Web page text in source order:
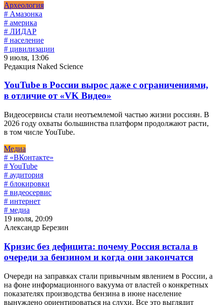
Археология
# Амазонка
# америка
# ЛИДАР
# население
# цивилизации
9 июля, 13:06
Редакция Naked Science
YouTube в России вырос даже с ограничениями,
в отличие от «VK Видео»
Видеосервисы стали неотъемлемой частью жизни россиян. В
2026 году охваты большинства платформ продолжают расти,
в том числе YouTube.
Медиа
# «ВКонтакте»
# YouTube
# аудитория
# блокировки
# видеосервис
# интернет
# медиа
19 июля, 20:09
Александр Березин
Кризис без дефицита: почему Россия встала в
очереди за бензином и когда они закончатся
Очереди на заправках стали привычным явлением в России, а
на фоне информационного вакуума от властей о конкретных
показателях производства бензина в июне население
вынуждено ориентироваться на слухи. Все это выглядит